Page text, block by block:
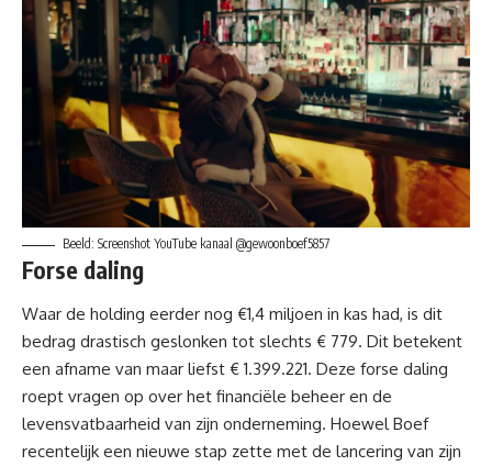
Beeld: Screenshot YouTube kanaal @gewoonboef5857
Forse daling
Waar de holding eerder nog €1,4 miljoen in kas had, is dit
bedrag drastisch geslonken tot slechts € 779. Dit betekent
een afname van maar liefst € 1.399.221. Deze forse daling
roept vragen op over het financiële beheer en de
levensvatbaarheid van zijn onderneming. Hoewel Boef
recentelijk een nieuwe stap zette met de lancering van zijn